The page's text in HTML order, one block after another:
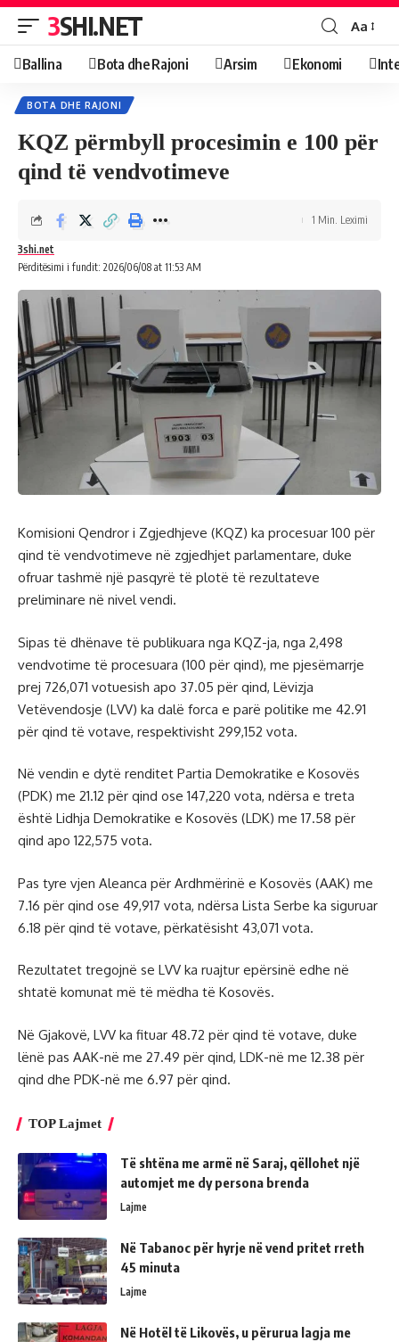
3SHI.NET Aa
Ballina Bota dhe Rajoni Arsim Ekonomi
BOTA DHE RAJONI
KQZ përmbyll procesimin e 100 për
qind të vendvotimeve
Përditësimi i fundit: 2026/06/08 at 11:53 AM
3shi.net
1 Min. Leximi
Komisioni Qendror i Zgjedhjeve (KQZ) ka procesuar 100 për
qind të vendvotimeve në zgjedhjet parlamentare, duke
ofruar tashmë një pasqyrë të plotë të rezultateve
preliminare në nivel vendi.
Sipas të dhënave të publikuara nga KQZ-ja, nga 2,498
vendvotime të procesuara (100 për qind), me pjesëmarrje
prej 726,071 votuesish apo 37.05 për qind, Lëvizja
Vetëvendosje (LVV) ka dalë forca e parë politike me 42.91
për qind të votave, respektivisht 299,152 vota.
Në vendin e dytë renditet Partia Demokratike e Kosovës
(PDK) me 21.12 për qind ose 147,220 vota, ndërsa e treta
është Lidhja Demokratike e Kosovës (LDK) me 17.58 për
qind apo 122,575 vota.
Pas tyre vjen Aleanca për Ardhmërinë e Kosovës (AAK) me
7.16 për qind ose 49,917 vota, ndërsa Lista Serbe ka siguruar
6.18 për qind të votave, përkatësisht 43,071 vota.
Rezultatet tregojnë se LVV ka ruajtur epërsinë edhe në
shtatë komunat më të mëdha të Kosovës.
Në Gjakovë, LVV ka fituar 48.72 për qind të votave, duke
lënë pas AAK-në me 27.49 për qind, LDK-në me 12.38 për
qind dhe PDK-në me 6.97 për qind.
TOP Lajmet
Të shtëna me armë në Saraj, qëllohet një
automjet me dy persona brenda
Lajme
Në Tabanoc për hyrje në vend pritet rreth
45 minuta
Lajme
Në Hotël të Likovës, u përurua lagja me